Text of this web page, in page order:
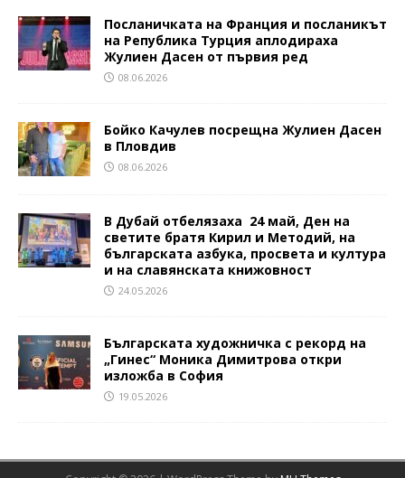
Посланичката на Франция и посланикът
на Република Турция аплодираха
Жулиен Дасен от първия ред
08.06.2026
Бойко Качулев посрещна Жулиен Дасен
в Пловдив
08.06.2026
В Дубай отбелязаха 24 май, Ден на
светите братя Кирил и Методий, на
българската азбука, просвета и култура
и на славянската книжовност
24.05.2026
Българската художничка с рекорд на
„Гинес“ Моника Димитрова откри
изложба в София
19.05.2026